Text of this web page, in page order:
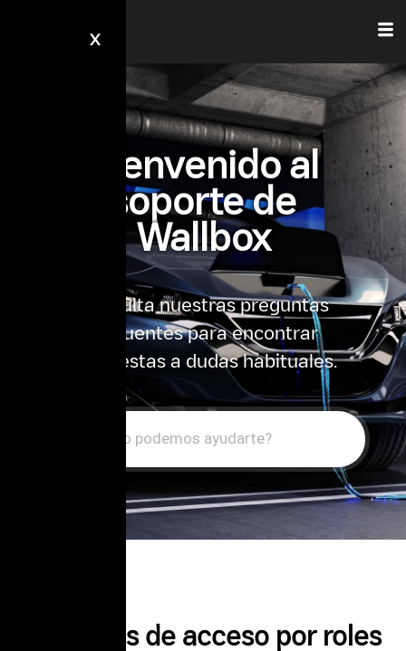
X
Bienvenido al
soporte de
Wallbox
Consulta nuestras preguntas
frecuentes para encontrar
respuestas a dudas habituales.
Funciones de acceso por roles